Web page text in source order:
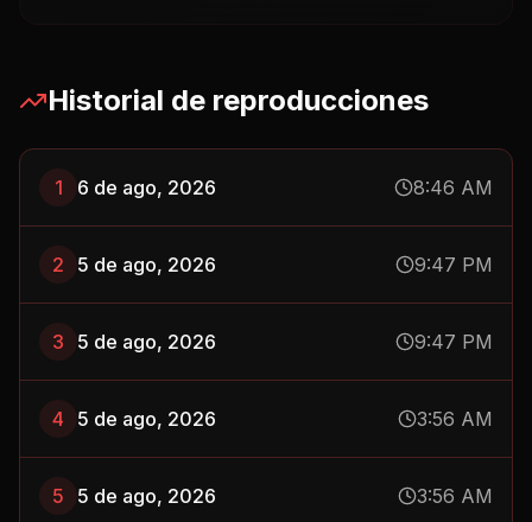
Historial de reproducciones
1 6 de ago, 2026 8:46 AM
2 5 de ago, 2026 9:47 PM
3 5 de ago, 2026 9:47 PM
4 5 de ago, 2026 3:56 AM
5 5 de ago, 2026 3:56 AM